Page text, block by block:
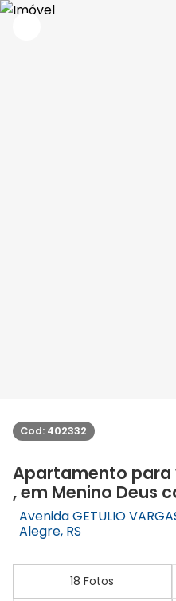
Cod: 402332
Apartamento para
, em Menino Deus
Avenida GETULIO
Alegre, RS
18 Fotos